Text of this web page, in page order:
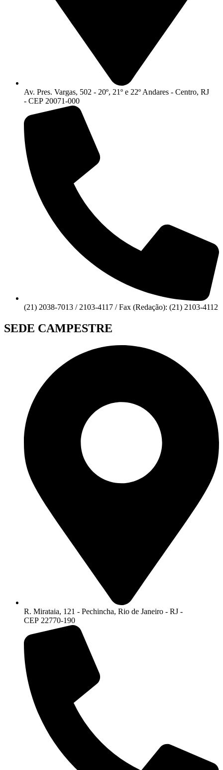
Av. Pres. Vargas, 502 - 20º, 21º e 22º Andares - Centro, RJ
- CEP 20071-000
(21) 2038-7013 / 2103-4117 / Fax (Redação): (21) 2103-4112
SEDE CAMPESTRE
R. Mirataia, 121 - Pechincha, Rio de Janeiro - RJ -
CEP 22770-190